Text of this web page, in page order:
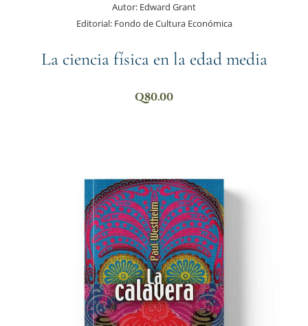
Autor: Edward Grant
Editorial:Fondo de Cultura Económica
La ciencia física en la edad media
Q80.00